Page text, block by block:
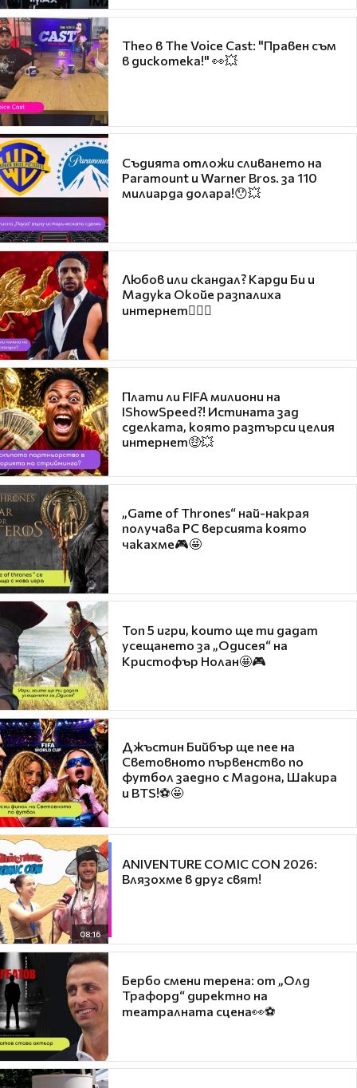
Theo в The Voice Cast: "Правен съм
в дискотека!" 👀💥
Съдията отложи сливането на
Paramount и Warner Bros. за 110
милиарда долара!😯💥
Любов или скандал? Карди Би и
Мадука Окойе разпалиха
интернет❤️‍🔥🔥
Плати ли FIFA милиони на
IShowSpeed?! Истината зад
сделката, която разтърси целия
интернет🤑💥
„Game of Thrones“ най-накрая
получава PC версията която
чакахме🎮🤩
Топ 5 игри, които ще ти дадат
усещането за „Одисея“ на
Кристофър Нолан🤩🎮
Джъстин Бийбър ще пее на
Световното първенство по
футбол заедно с Мадона, Шакира
и BTS!⚽🤩
08:16
ANIVENTURE COMIC CON 2026:
Влязохме в друг свят!
Бербо смени терена: от „Олд
Трафорд“ директно на
театралната сцена👀⚽